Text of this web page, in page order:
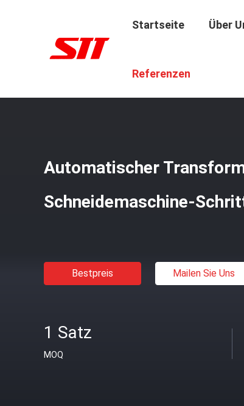
Startseite Über
Referenzen
Automatischer
Schneidemaschine-
Bestpreis Mailen Sie Uns
1 Satz
MOQ